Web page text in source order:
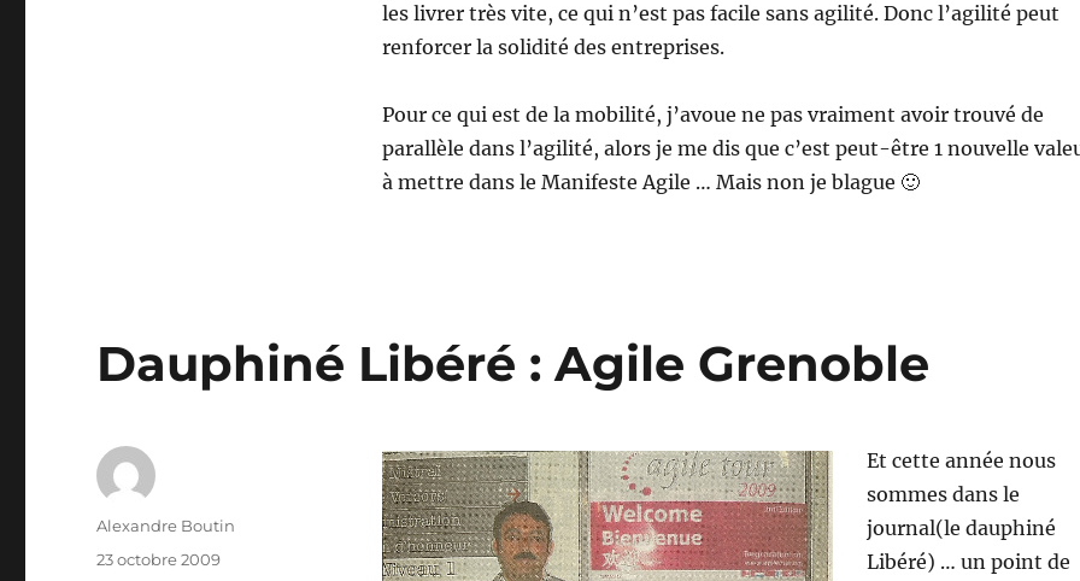
les livrer très vite, ce qui n’est pas facile sans agilité. Donc l’agilité peut
renforcer la solidité des entreprises.
Pour ce qui est de la mobilité, j’avoue ne pas vraiment avoir trouvé de
parallèle dans l’agilité, alors je me dis que c’est peut-être 1 nouvelle
à mettre dans le Manifeste Agile … Mais non je blague 🙂
Dauphiné Libéré : Agile Grenoble
Et cette année nous
sommes dans le
journal(le dauphiné
Libéré) … un point de
Auteur
Alexandre Boutin
Publié
23 octobre 2009